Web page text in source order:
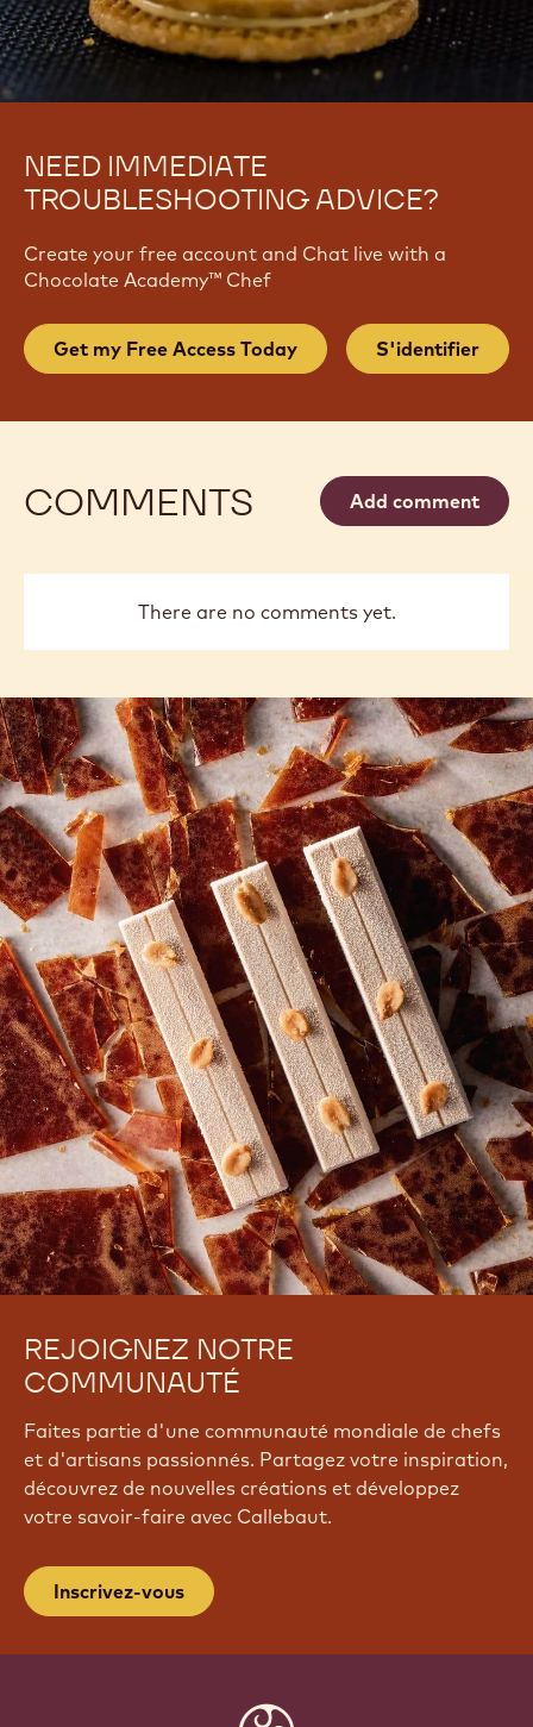
NEED IMMEDIATE
TROUBLESHOOTING ADVICE?
Create your free account and Chat live with a
Chocolate Academy™ Chef
Get my Free Access Today S'identifier
COMMENTS Add comment
There are no comments yet.
REJOIGNEZ NOTRE
COMMUNAUTÉ
Faites partie d'une communauté mondiale de chefs
et d'artisans passionnés. Partagez votre inspiration,
découvrez de nouvelles créations et développez
votre savoir-faire avec Callebaut.
Inscrivez-vous